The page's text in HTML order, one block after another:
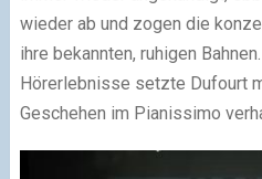
wieder ab und zogen die
ihre bekannten, ruhigen
Hörerlebnisse setzte Dufourt
Geschehen im Pianissimo